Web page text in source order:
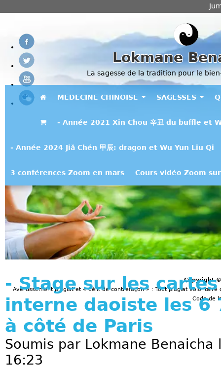
Lokmane
La sagesse de la tradition pour le
MEDECINE CHINOISE SAGESSES
- Année 2021 Xin Chou 辛丑 du buffle et
- Année 2024 Jiǎ Chén 甲辰: dragon et Wu Yun Liu Qi
3 conférences Zoom en mars Cours vidéo Zoom
- Stage sur les
interne daoiste les 6
à côté de Paris
Soumis par Lokmane Benaicha
16:23
Copyright ©
Avertissement plagiat et « délit de contrefaçon » : Tout plagiat
Code de